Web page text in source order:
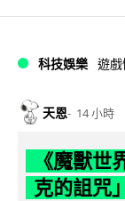
科技娛樂 遊戲
天恩 14 小時
《魔獸世
克的詛咒